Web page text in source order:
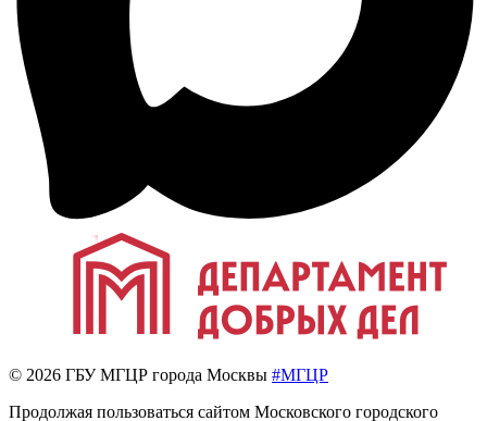
© 2026 ГБУ МГЦР города Москвы #МГЦР
Продолжая пользоваться сайтом Московского городского